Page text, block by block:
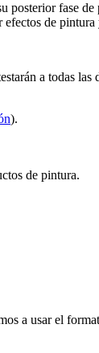
posterior fase
de
a todas
).
de pintura.
a usar el